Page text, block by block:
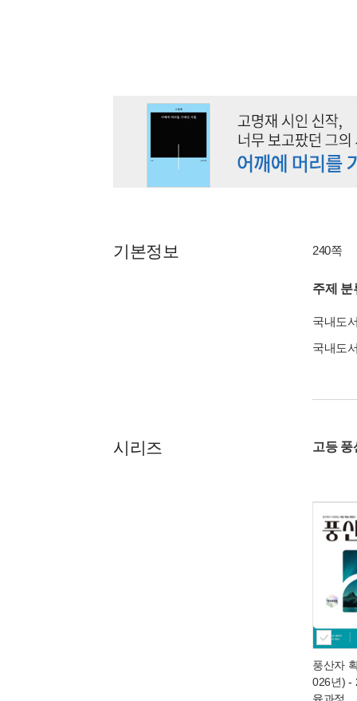
기본정보 240쪽
주제 분
국내도
국내도
시리즈 고등 풍
풍산자
026년) -